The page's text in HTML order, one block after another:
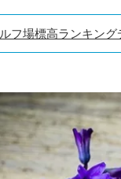
フ場標高ランキン